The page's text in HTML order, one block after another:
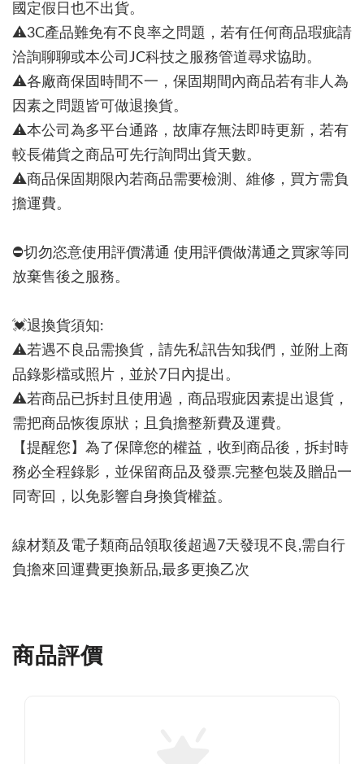
國定假日也不出貨。
⚠3C產品難免有不良率之問題，若有任何商品瑕疵請
洽詢聊聊或本公司JC科技之服務管道尋求協助。
⚠各廠商保固時間不一，保固期間內商品若有非人為
因素之問題皆可做退換貨。
⚠本公司為多平台通路，故庫存無法即時更新，若有
較長備貨之商品可先行詢問出貨天數。
⚠商品保固期限內若商品需要檢測、維修，買方需負
擔運費。
⛔切勿恣意使用評價溝通 使用評價做溝通之買家等同
放棄售後之服務。
💓退換貨須知:
⚠若遇不良品需換貨，請先私訊告知我們，並附上商
品錄影檔或照片，並於7日內提出。
⚠若商品已拆封且使用過，商品瑕疵因素提出退貨，
需把商品恢復原狀；且負擔整新費及運費。
【提醒您】為了保障您的權益，收到商品後，拆封時
務必全程錄影，並保留商品及發票.完整包裝及贈品一
同寄回，以免影響自身換貨權益。
線材類及電子類商品領取後超過7天發現不良,需自行
負擔來回運費更換新品,最多更換乙次
商品評價